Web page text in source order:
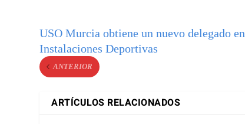
USO Murcia obtiene un nuevo delegado en
Instalaciones Deportivas
ANTERIOR
ARTÍCULOS RELACIONADOS